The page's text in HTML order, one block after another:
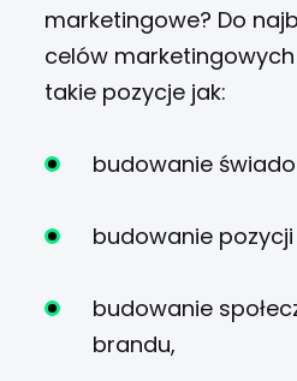
marketingowe? Do
celów marketingowych
takie pozycje jak:
budowanie
budowanie
budowanie
brandu,